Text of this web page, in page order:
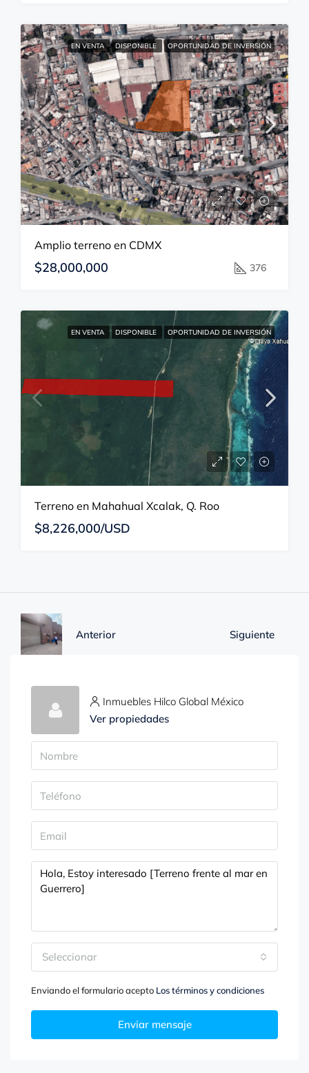
EN VENTA DISPONIBLE OPORTUNIDAD DE INVERSIÓN
Amplio terreno en CDMX
$28,000,000 376
EN VENTA DISPONIBLE OPORTUNIDAD DE INVERSIÓN
Terreno en Mahahual Xcalak, Q. Roo
$8,226,000/USD
Anterior Siguiente
Inmuebles Hilco Global México
Ver propiedades
Seleccionar
Enviando el formulario acepto Los términos y condiciones
Enviar mensaje